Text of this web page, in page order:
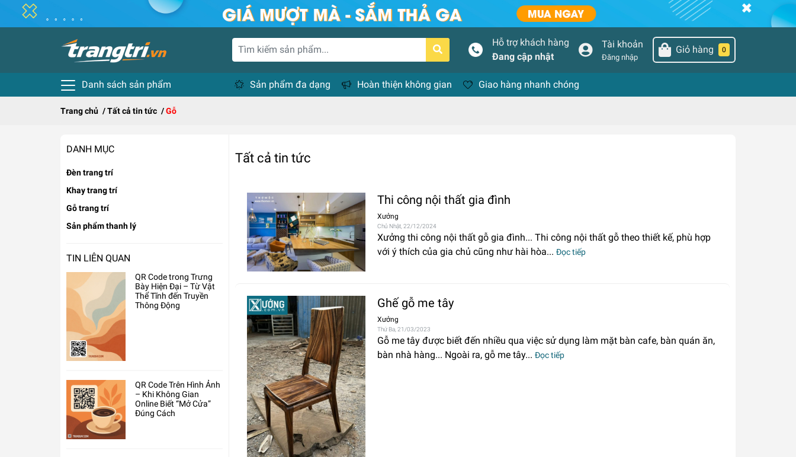
Hỗ trợ khách hàng
Đang cập nhật
Tài khoản
Đăng nhập
Giỏ hàng 0
Danh sách sản phẩm Sản phẩm đa dạng Hoàn thiện không gian Giao hàng nhanh chóng
Trang chủ /Tất cả tin tức /Gỗ
DANH MỤC
Đèn trang trí
Khay trang trí
Gỗ trang trí
Sản phẩm thanh lý
TIN LIÊN QUAN
QR Code trong Trưng
Bày Hiện Đại – Từ Vật
Thể Tĩnh đến Truyền
Thông Động
QR Code Trên Hình Ảnh
– Khi Không Gian
Online Biết “Mở Cửa”
Đúng Cách
Tất cả tin tức
Thi công nội thất gia đình
Xưởng
Chủ Nhật, 22/12/2024
Xưởng thi công nội thất gỗ gia đình... Thi công nội thất gỗ theo thiết kế, phù hợp
với ý thích của gia chủ cũng như hài hòa... Đọc tiếp
Ghế gỗ me tây
Xưởng
Thứ Ba, 21/03/2023
Gỗ me tây được biết đến nhiều qua việc sử dụng làm mặt bàn cafe, bàn quán ăn,
bàn nhà hàng... Ngoài ra, gỗ me tây... Đọc tiếp